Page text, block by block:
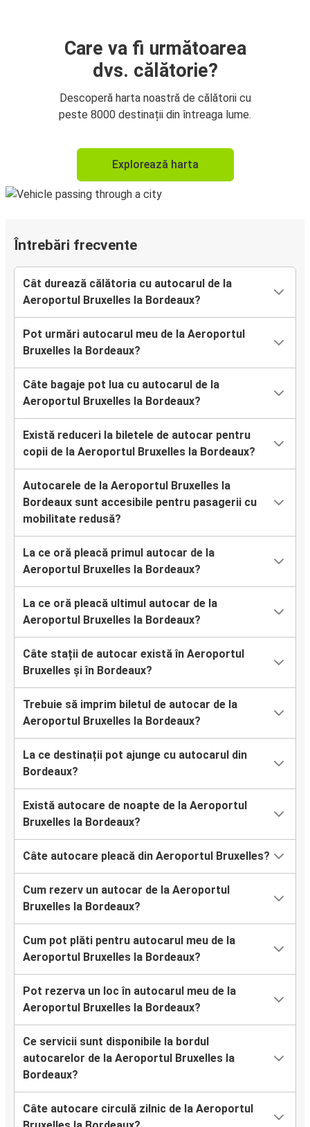
Care va fi următoarea
dvs. călătorie?
Descoperă harta noastră de călătorii cu
peste 8000 destinații din întreaga lume.
Explorează harta
Întrebări frecvente
Cât durează călătoria cu autocarul de la
Aeroportul Bruxelles la Bordeaux?
Pot urmări autocarul meu de la Aeroportul
Bruxelles la Bordeaux?
Câte bagaje pot lua cu autocarul de la
Aeroportul Bruxelles la Bordeaux?
Există reduceri la biletele de autocar pentru
copii de la Aeroportul Bruxelles la Bordeaux?
Autocarele de la Aeroportul Bruxelles la
Bordeaux sunt accesibile pentru pasagerii cu
mobilitate redusă?
La ce oră pleacă primul autocar de la
Aeroportul Bruxelles la Bordeaux?
La ce oră pleacă ultimul autocar de la
Aeroportul Bruxelles la Bordeaux?
Câte stații de autocar există în Aeroportul
Bruxelles și în Bordeaux?
Trebuie să imprim biletul de autocar de la
Aeroportul Bruxelles la Bordeaux?
La ce destinații pot ajunge cu autocarul din
Bordeaux?
Există autocare de noapte de la Aeroportul
Bruxelles la Bordeaux?
Câte autocare pleacă din Aeroportul Bruxelles?
Cum rezerv un autocar de la Aeroportul
Bruxelles la Bordeaux?
Cum pot plăti pentru autocarul meu de la
Aeroportul Bruxelles la Bordeaux?
Pot rezerva un loc în autocarul meu de la
Aeroportul Bruxelles la Bordeaux?
Ce servicii sunt disponibile la bordul
autocarelor de la Aeroportul Bruxelles la
Bordeaux?
Câte autocare circulă zilnic de la Aeroportul